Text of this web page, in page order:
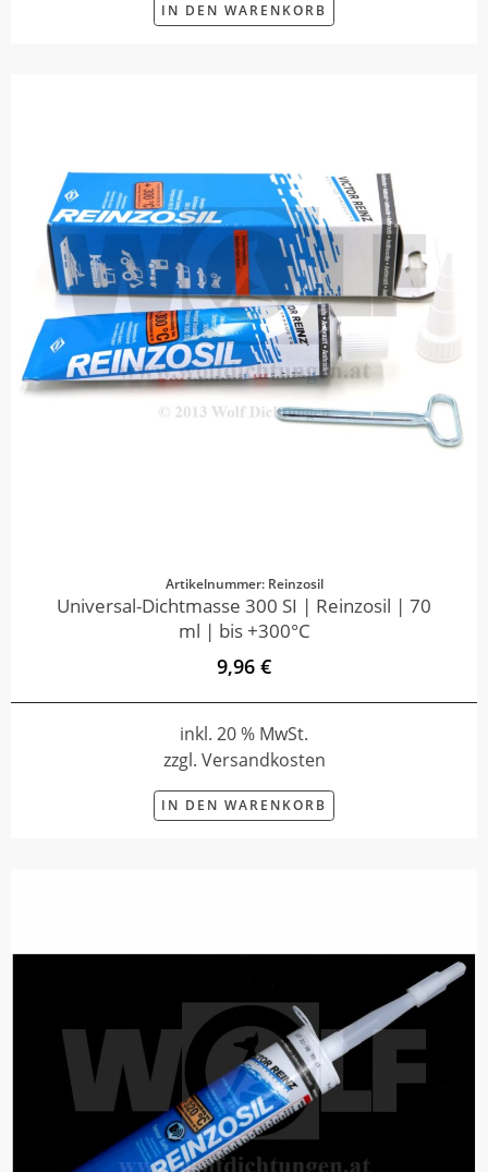
IN DEN WARENKORB
Artikelnummer: Reinzosil
Universal-Dichtmasse 300 SI | Reinzosil | 70
ml | bis +300°C
9,96 €
inkl. 20 % MwSt.
zzgl. Versandkosten
IN DEN WARENKORB